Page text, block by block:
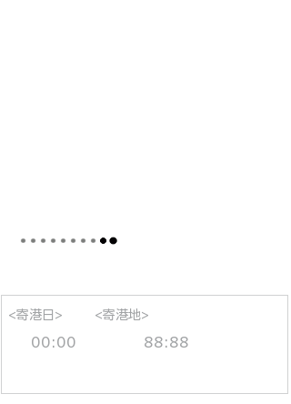
<寄港日>
00:00
<寄港地>
88:88